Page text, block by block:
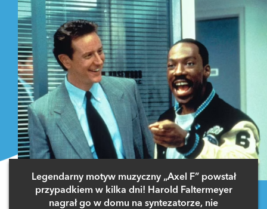
Legendarny motyw muzyczny „Axel F” powstał
przypadkiem w kilka dni! Harold Faltermeyer
nagrał go w domu na syntezatorze, nie